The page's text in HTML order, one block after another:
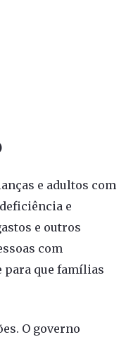
e adultos com
e
e outros
com
para que famílias
O governo